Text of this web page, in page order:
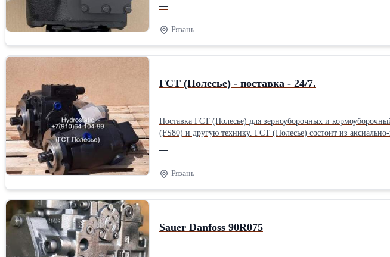
гидравлическом масле HLP-46 (МГЕ-46В) в паре с гидромоторами MFH112. PVH112/MH1R1D1AA1A1ABN необходим для движения
назад, которое передается от двигателя к мосту на ведущие колеса за счет работы
КЗС-10К (GS10); ✔️ Акрос 530 (РСМ142); ✔️ Дон-1500Б с 2002 года (РСМ-10Б) Дополнительно с гидронасосом PVH112/MH1R1D1AA1A1ABN Вы можете приобрести в
нашей компании - гидромотор MFH112, уплотнительные кольца
—
Рязань
ГСТ (Полесье) - поставка - 24/7.
Поставка ГСТ (Полесье) для зерноуборочных и
(FS80) и другую технику. ГСТ (Полесье) состоит из аксиально-поршневых тандем гидронасосов PVH112 правого или левого вращения и реверсных гидромоторов MFH112
а также другими. Основной гидронасос (23 шлица) соединяется переходной муфтой. В состав ГСТ Полесье входит
коробки. Основной гидромотор имеет 23 шлица. Соединяется переходной муфтой. Крепление шланг РВД - М12. Рабочий объем
112 см3. Максимальное давление дренажа - 0,25 МПа Агрегаты в наличии. Экспресс поставка ГСТ Полесье для сельскохозяйственной техники фермерских хозяйств -
24/7.ГСТ Полесье: (ГСТ-112) Длина: 60 см Ширина: 35 см
—
Рязань
Sauer Danfoss 90R075